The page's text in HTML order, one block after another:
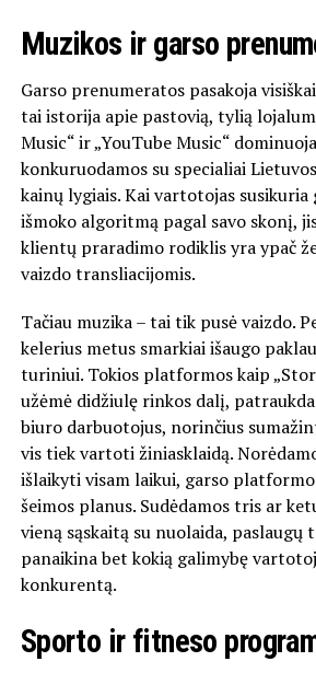
Muzikos ir garso
Garso prenumeratos pasakoja
tai istorija apie pastovią, tylią
Music“ ir „YouTube Music“
konkuruodamos su specialiai
kainų lygiais. Kai vartotojas susikuria
išmoko algoritmą pagal savo skonį,
klientų praradimo rodiklis yra ypač
vaizdo transliacijomis.
Tačiau muzika – tai tik pusė vaizdo.
kelerius metus smarkiai išaugo
turiniui. Tokios platformos kaip
užėmė didžiulę rinkos dalį,
biuro darbuotojus, norinčius
vis tiek vartoti žiniasklaidą.
išlaikyti visam laikui, garso
šeimos planus. Sudėdamos tris ar
vieną sąskaitą su nuolaida, paslaugų
panaikina bet kokią galimybę
konkurentą.
Sporto ir fitneso